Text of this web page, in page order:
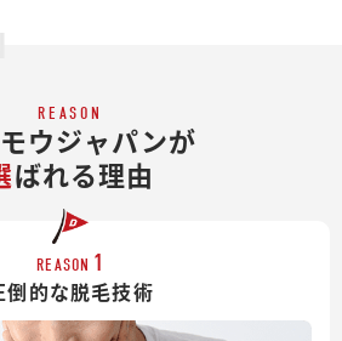
REASON
ウジャパンが
ばれる理由
REASON 1
倒的な脱毛技術